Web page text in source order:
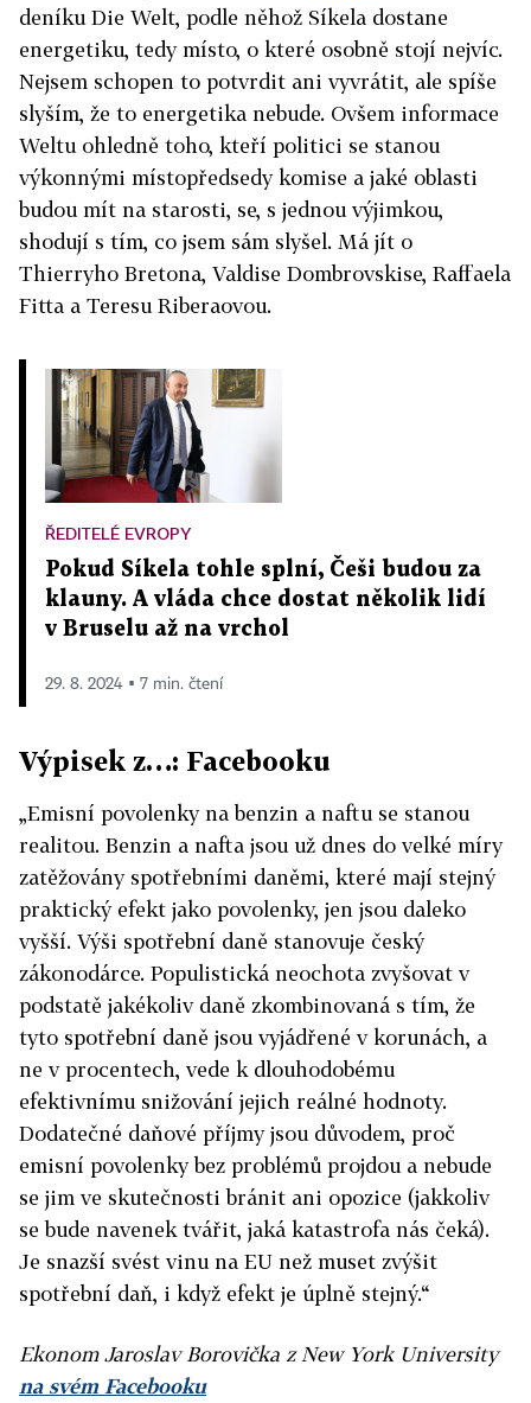
deníku Die Welt, podle něhož Síkela dostane
energetiku, tedy místo, o které osobně stojí nejvíc.
Nejsem schopen to potvrdit ani vyvrátit, ale spíše
slyším, že to energetika nebude. Ovšem informace
Weltu ohledně toho, kteří politici se stanou
výkonnými místopředsedy komise a jaké oblasti
budou mít na starosti, se, s jednou výjimkou,
shodují s tím, co jsem sám slyšel. Má jít o
Thierryho Bretona, Valdise Dombrovskise, Raffaela
Fitta a Teresu Riberaovou.
ŘEDITELÉ EVROPY
Pokud Síkela tohle splní, Češi budou za
klauny. A vláda chce dostat několik lidí
v Bruselu až na vrchol
29. 8. 2024 ▪ 7 min. čtení
Výpisek z…: Facebooku
„Emisní povolenky na benzin a naftu se stanou
realitou. Benzin a nafta jsou už dnes do velké míry
zatěžovány spotřebními daněmi, které mají stejný
praktický efekt jako povolenky, jen jsou daleko
vyšší. Výši spotřební daně stanovuje český
zákonodárce. Populistická neochota zvyšovat v
podstatě jakékoliv daně zkombinovaná s tím, že
tyto spotřební daně jsou vyjádřené v korunách, a
ne v procentech, vede k dlouhodobému
efektivnímu snižování jejich reálné hodnoty.
Dodatečné daňové příjmy jsou důvodem, proč
emisní povolenky bez problémů projdou a nebude
se jim ve skutečnosti bránit ani opozice (jakkoliv
se bude navenek tvářit, jaká katastrofa nás čeká).
Je snazší svést vinu na EU než muset zvýšit
spotřební daň, i když efekt je úplně stejný.“
Ekonom Jaroslav Borovička z New York University
na svém Facebooku